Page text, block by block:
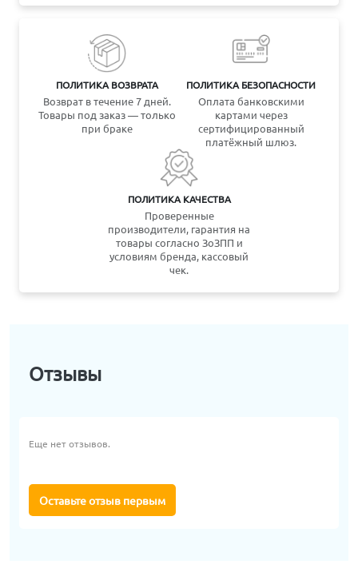
ПОЛИТИКА ВОЗВРАТА
Возврат в течение 7 дней.
Товары под заказ — только
при браке
ПОЛИТИКА БЕЗОПАСНОСТИ
Оплата банковскими
картами через
сертифицированный
платёжный шлюз.
ПОЛИТИКА КАЧЕСТВА
Проверенные
производители, гарантия на
товары согласно ЗоЗПП и
условиям бренда, кассовый
чек.
Отзывы
Еще нет отзывов.
Оставьте отзыв первым